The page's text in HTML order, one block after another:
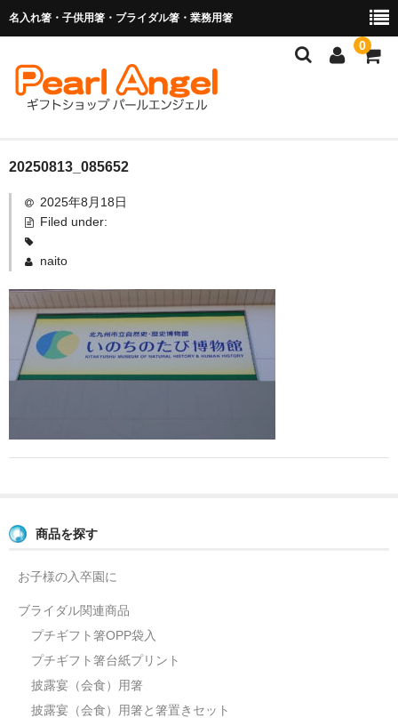
名入れ箸・子供用箸・ブライダル箸・業務用箸
0
商品を探す
お子様の入卒園に
業務用箸（食洗機対応）
マイ箸・箸袋
20250813_085652
2025年8月18日
Filed under:
naito
商品を探す
お子様の入卒園に
ブライダル関連商品
プチギフト箸OPP袋入
プチギフト箸台紙プリント
披露宴（会食）用箸
披露宴（会食）用箸と箸置きセット